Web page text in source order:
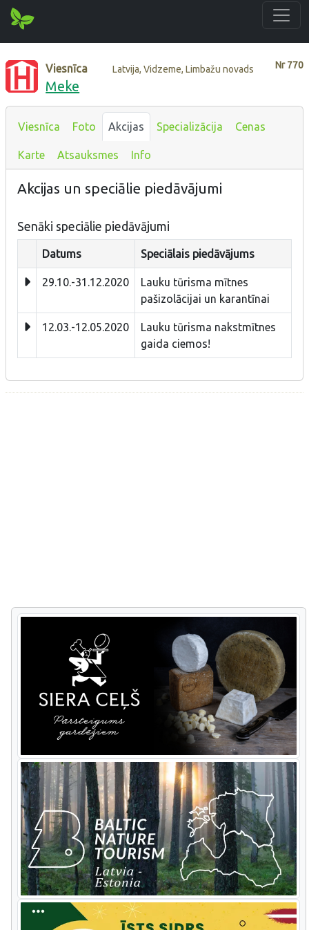
Nr770
Viesnīca Latvija, Vidzeme, Limbažu novads
Meke
Viesnīca Foto Akcijas Specializācija Cenas
Karte Atsauksmes Info
Akcijas un speciālie piedāvājumi
Senāki speciālie piedāvājumi
Datums Speciālais piedāvājums
29.10.-31.12.2020
Lauku tūrisma mītnes
pašizolācijai un karantīnai
12.03.-12.05.2020
Lauku tūrisma nakstmītnes
gaida ciemos!